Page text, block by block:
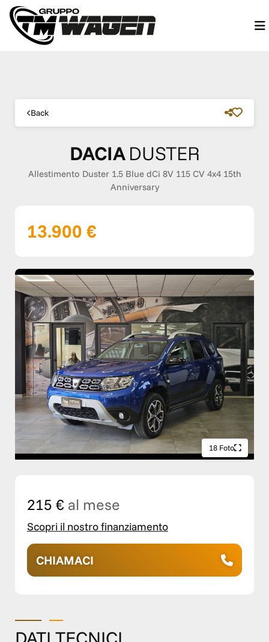
Back
DACIA DUSTER
Allestimento Duster 1.5 Blue dCi 8V 115 CV 4x4 15th
Anniversary
13.900 €
18 Foto
215 € al mese
Scopri il nostro finanziamento
CHIAMACI